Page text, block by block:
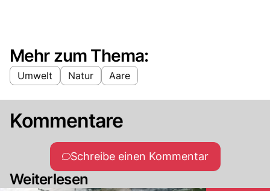
Mehr zum Thema:
Umwelt Natur Aare
Kommentare
Schreibe einen Kommentar
Weiterlesen